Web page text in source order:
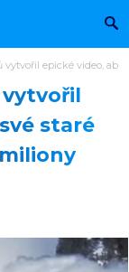
epické video,
staré